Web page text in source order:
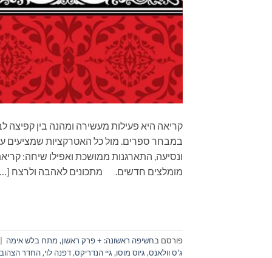
קריאה היא פעילות מעשירה ומהנה בין קפיצה
במבחר ספרים. מול כל האטרקציות שמציעים
מומלצים חדשים. מתכונים לאהבה ולרצח
פורסם בחשיפה ראשונה: + פרק ראשון, מתח בלש אימה
ג'ס וולאנס, גיוס מוסו, גיי הנדריקס,דפנה לוי,החדר הצהוב